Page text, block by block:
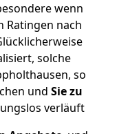
wenn
Ratingen nach
solche
so
und Sie zu
verläuft